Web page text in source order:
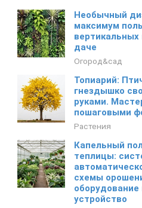
Необычный
максимум
вертикальных
даче
Огород&сад
Топиарий:
гнездышко
руками.
пошаговыми
Растения
Капельный
теплицы:
схемы
оборудование
устройство